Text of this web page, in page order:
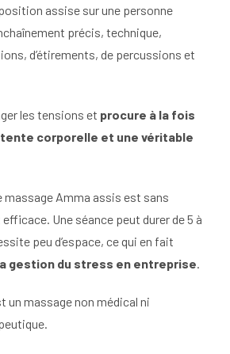
assise sur une personne
précis, technique,
d’étirements, de percussions et
les tensions et procure à la fois
corporelle et une véritable
massage Amma assis est sans
Une séance peut durer de 5 à
peu d’espace, ce qui en fait
gestion du stress en entreprise
un massage non médical ni